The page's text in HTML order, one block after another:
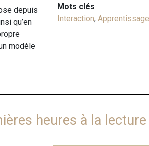
depuis
qu’en
modèle
Mots clés
Interaction, Apprentissage
heures à la lecture